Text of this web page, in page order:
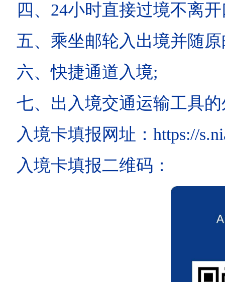
四、24小时直接过境不离
五、乘坐邮轮入出境并随
六、快捷通道入境;
七、出入境交通运输工具
入境卡填报网址：https://
入境卡填报二维码：